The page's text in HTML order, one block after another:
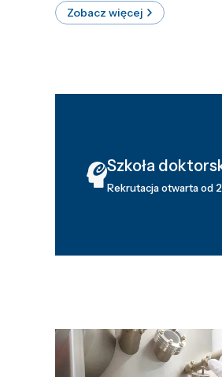
Zobacz więcej
Szkoła
Rekrutacja otwarta od